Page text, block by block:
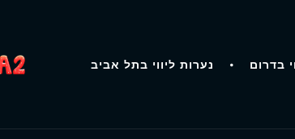
נערות ליווי בתל אביב בדרום